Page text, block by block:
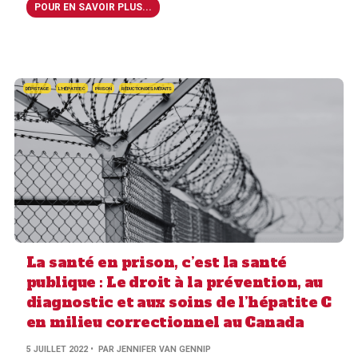
POUR EN SAVOIR PLUS...
DÉPISTAGE L'HÉPATITE C PRISON RÉDUCTION DES MÉFAITS
La santé en prison, c’est la santé
publique : Le droit à la prévention, au
diagnostic et aux soins de l’hépatite C
en milieu correctionnel au Canada
5 JUILLET 2022 • PAR JENNIFER VAN GENNIP